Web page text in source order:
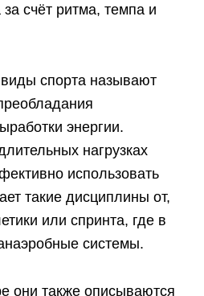
счёт ритма, темпа и
спорта называют
энергии.
нагрузках
использовать
такие дисциплины от,
или спринта, где в
системы.
они также описываются